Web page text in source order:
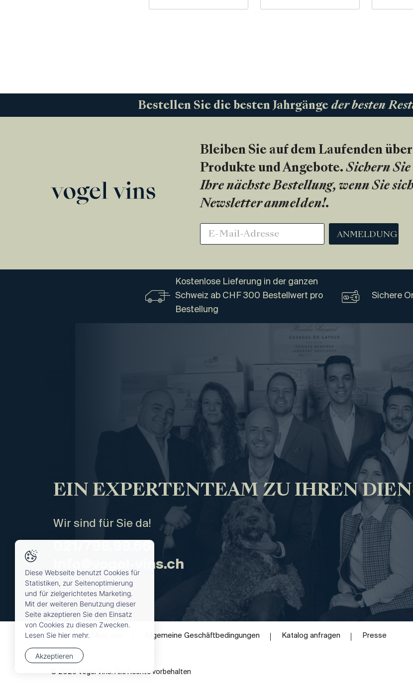
Bestellen Sie die besten Jahrgänge der besten
Bleiben Sie auf dem Laufenden
Produkte und Angebote. Sichern
Ihre nächste Bestellung, wenn Sie
Newsletter anmelden!.
ANMELDUNG
Kostenlose Lieferung in der ganzen
Schweiz ab CHF 300 Bestellwert pro
Bestellung
Sichere
EIN EXPERTENTEAM ZU IHREN
Wir sind für Sie da!
info@vogel-vins.ch
News Allgemeine Geschäftbedingungen Katalog anfragen Presse
© 2026 Vogel Vins. Alle Rechte vorbehalten
Diese Webseite benutzt Cookies für
Statistiken, zur Seitenoptimierung
und für zielgerichtetes Marketing.
Mit der weiteren Benutzung dieser
Seite akzeptieren Sie den Einsatz
von Cookies zu diesen Zwecken.
Lesen Sie hier mehr.
Akzeptieren